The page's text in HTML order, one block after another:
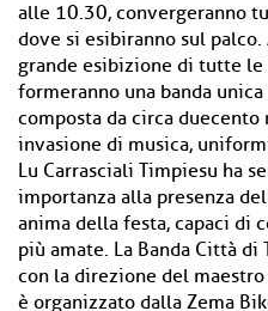
alle 10.30, convergeranno
dove si esibiranno sul
grande esibizione di tutte le
formeranno una banda
composta da circa
invasione di musica,
Lu Carrasciali Timpiesu ha
importanza alla presenza
anima della festa, capaci di
più amate. La Banda Città di
con la direzione del
è organizzato dalla Zema